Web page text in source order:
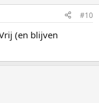
#10
(en blijven